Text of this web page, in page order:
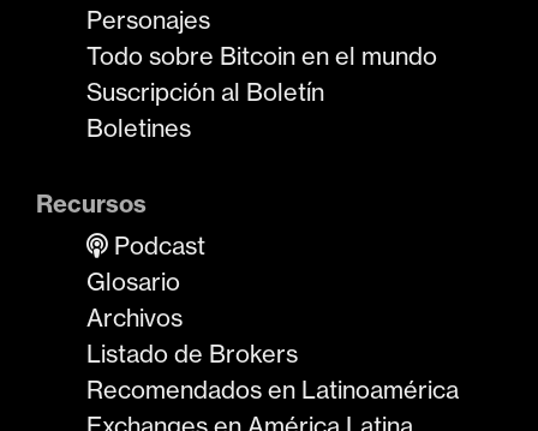
Personajes
Todo sobre Bitcoin en el mundo
Suscripción al Boletín
Boletines
Recursos
Podcast
Glosario
Archivos
Listado de Brokers
Recomendados en Latinoamérica